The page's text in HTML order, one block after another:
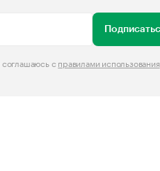
с правилами использования